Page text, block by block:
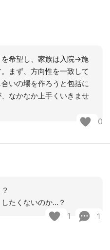
を希望し、家族は入院→施
まず、方向性を一致して
いの場を作ろうと包括に
なかなか上手くいきませ
0
たくないのか…？
1 1